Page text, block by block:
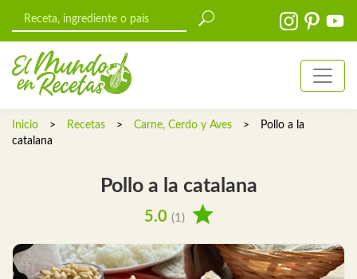
Inicio > Recetas > Carne, Cerdo y Aves >
Pollo a la
catalana
Pollo a la catalana
5.0 (1)